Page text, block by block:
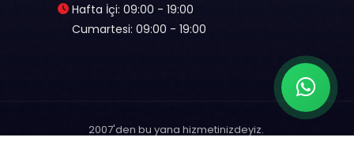
Hafta İçi: 09:00 - 19:00
Cumartesi: 09:00 - 19:00
2007'den bu yana hizmetinizdeyiz.